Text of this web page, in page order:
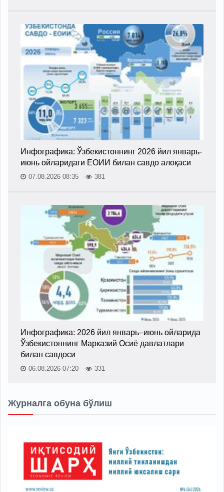
Инфографика: Ўзбекистоннинг 2026 йил январь-
июнь ойларидаги ЕОИИ билан савдо алоқаси
07.08.2026 08:35 381
Инфографика: 2026 йил январь–июнь ойларида
Ўзбекистоннинг Марказий Осиё давлатлари
билан савдоси
06.08.2026 07:20 331
Журналга обуна бўлиш